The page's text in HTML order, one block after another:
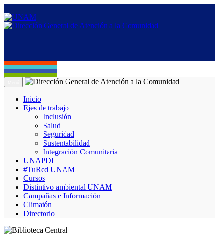
Inicio
Ejes de trabajo
Inclusión
Salud
Seguridad
Sustentabilidad
Integración Comunitaria
UNAPDI
#TuRed UNAM
Cursos
Distintivo ambiental UNAM
Campañas e Información
Climatón
Directorio